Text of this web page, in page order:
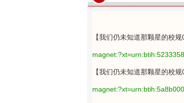
【我们仍未知道那颗星的校规
【我们仍未知道那颗星的校规